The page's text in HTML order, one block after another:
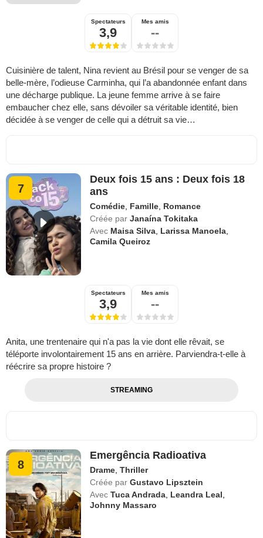
Spectateurs
3,9
Mes amis
--
Cuisinière de talent, Nina revient au Brésil pour se venger de sa
belle-mère, l’odieuse Carminha, qui l’a abandonnée enfant dans
une décharge publique. La jeune femme arrive à se faire
embaucher chez elle, sans dévoiler sa véritable identité, bien
décidée à se venger de celle qui a détruit sa vie…
7
Deux fois 15 ans : Deux fois 18
ans
Comédie Famille Romance
Créée par Janaína Tokitaka
Avec Maisa Silva Larissa Manoela
Camila Queiroz
Spectateurs
3,9
Mes amis
--
Anita, une trentenaire qui n'a pas la vie dont elle rêvait, se
téléporte involontairement 15 ans en arrière. Parviendra-t-elle à
réécrire sa propre histoire ?
STREAMING
8
Emergência Radioativa
Drame ,Thriller
Créée par Gustavo Lipsztein
Avec Tuca Andrada Leandra Leal
Johnny Massaro